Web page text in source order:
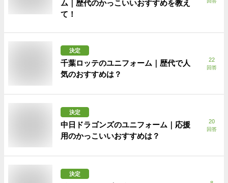
ム｜歴代のかっこいいおすすめを教え
て！
決定
千葉ロッテのユニフォーム｜歴代で人
気のおすすめは？
22
回答
決定
中日ドラゴンズのユニフォーム｜応援
用のかっこいいおすすめは？
20
回答
決定